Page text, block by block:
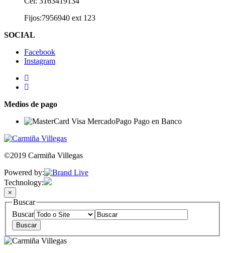
Fijos:7956940 ext 123
SOCIAL
Facebook
Instagram
Medios de pago
©2019 Carmiña Villegas
Powered by:
Technology:
×
Buscar
Buscar